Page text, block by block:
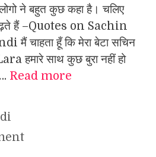
ने बहुत कुछ कहा है। चलिए
हैं –Quotes on Sachin
चाहता हूँ कि मेरा बेटा सचिन
हमारे साथ कुछ बुरा नहीं हो
Read more